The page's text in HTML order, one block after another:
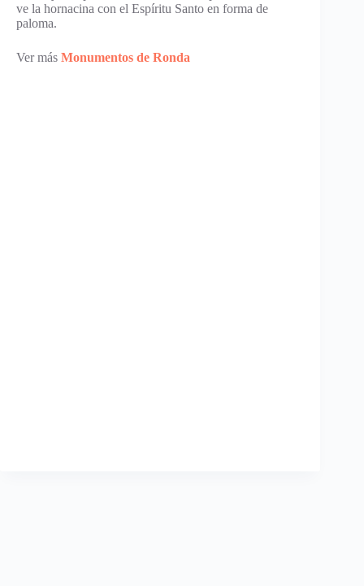
ve la hornacina con el Espíritu Santo en forma de
paloma.
Ver más Monumentos de Ronda